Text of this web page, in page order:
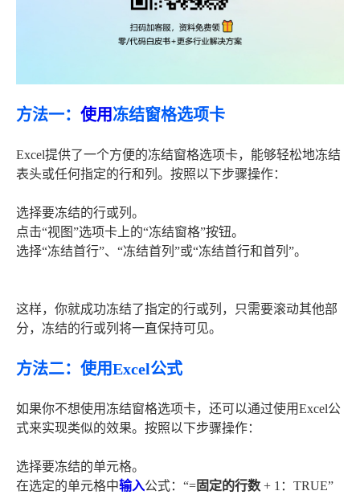
方法一： 使用冻结窗格选项卡
Excel提供了一个方便的冻结窗格选项卡，能够轻松地冻结
表头或任何指定的行和列。按照以下步骤操作：
选择要冻结的行或列。
点击“视图”选项卡上的“冻结窗格”按钮。
选择“冻结首行”、“冻结首列”或“冻结首行和首列”。
这样，你就成功冻结了指定的行或列，只需要滚动其他部
分，冻结的行或列将一直保持可见。
方法二：使用Excel公式
如果你不想使用冻结窗格选项卡，还可以通过使用Excel公
式来实现类似的效果。按照以下步骤操作：
选择要冻结的单元格。
在选定的单元格中输入公式：“=固定的行数 + 1：TRUE”